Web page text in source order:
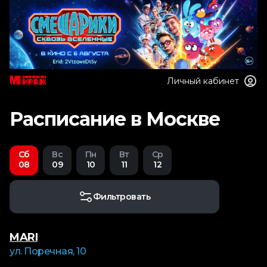
Личный кабинет
Расписание в Москве
Сб
08
Вс
09
Пн
10
Вт
11
Ср
12
Фильтровать
MARI
ул. Поречная, 10